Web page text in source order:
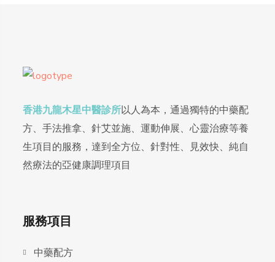
香港九龍木星中醫診所以人為本，通過獨特的中藥配
方、手法推拿、針艾並施、運動伸展、心靈治療等養
生項目的服務，達到全方位、針對性、見效快、純自
然療法的亞健康調理項目
服務項目
中藥配方